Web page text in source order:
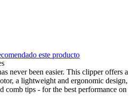
este producto
never been easier. This clipper offers a
a lightweight and ergonomic design,
comb tips - for the best performance on